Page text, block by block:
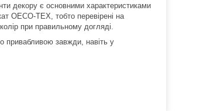
декору є основними характеристиками
OECO-TEX, тобто перевірені на
при правильному догляді.
привабливою завжди, навіть у